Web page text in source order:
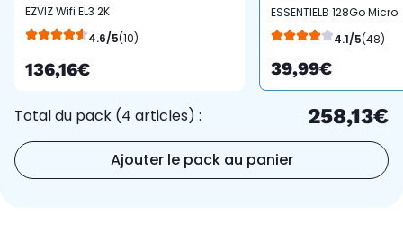
EZVIZ Wifi EL3 2K
motorisée 4.6/5(10)
136,16€
ESSENTIELB 128Go Micro
SDXC
4.1/5(48)
39,99€
Total du pack (4 articles) : 258,13€
Ajouter le pack au panier